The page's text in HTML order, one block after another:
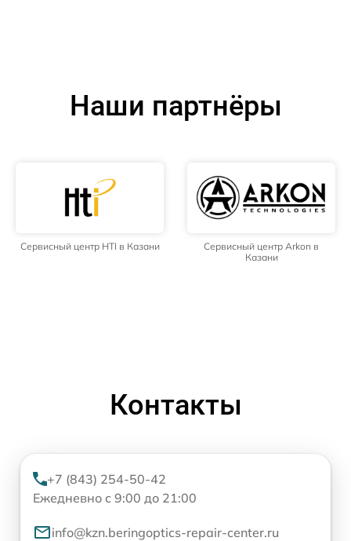
Наши партнёры
Сервисный центр HTI в Казани
Сервисный центр Arkon в
Казани
Контакты
+7 (843) 254-50-42
Ежедневно с 9:00 до 21:00
info@kzn.beringoptics-repair-center.ru